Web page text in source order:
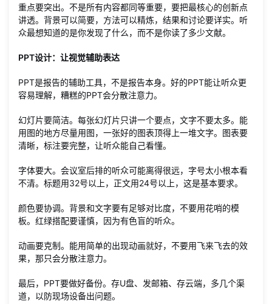
重点要突出。不是所有内容都同等重要，要把最核心的创新点
讲透。背景可以简要，方法可以精炼，结果和讨论要详实。听
众最想知道的是你发现了什么，而不是你读了多少文献。
PPT设计：让视觉辅助表达
PPT是报告的辅助工具，不是报告本身。好的PPT能让听众更
容易理解，糟糕的PPT会分散注意力。
幻灯片要简洁。每张幻灯片只讲一个要点，文字不要太多。能
用图的地方尽量用图，一张好的图表顶得上一堆文字。图表要
清晰，标注要完整，让听众能自己看懂。
字体要大。会议室后排的听众可能离得很远，字号太小根本看
不清。标题用32号以上，正文用24号以上，这是基本要求。
颜色要协调。背景和文字要有足够对比度，不要用花哨的模
板。红绿搭配要谨慎，因为有色盲的听众。
动画要克制。能用简单的出现动画就好，不要用飞来飞去的效
果，那只会分散注意力。
最后，PPT要做好备份。存U盘、发邮箱、存云端，多几个渠
道，以防现场设备出问题。